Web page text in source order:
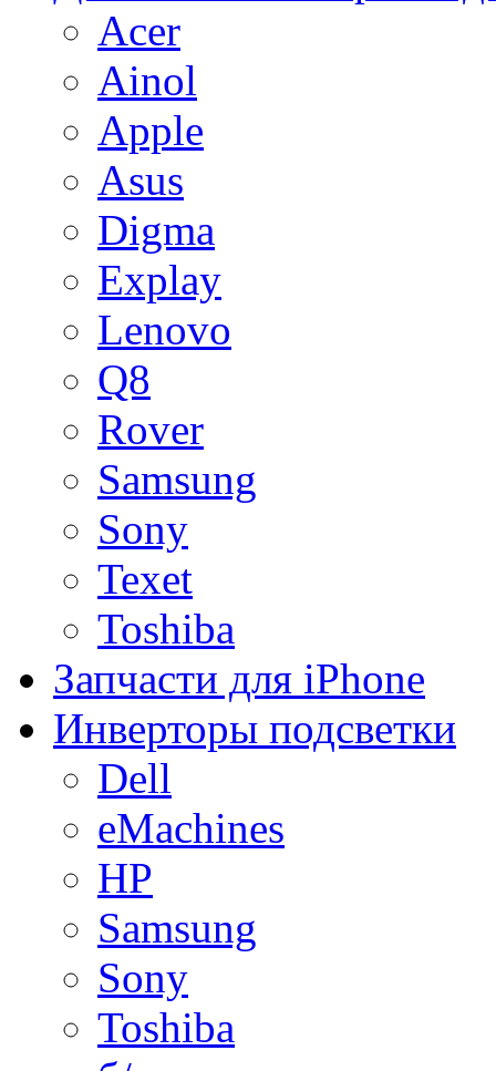
Acer
Ainol
Apple
Asus
Digma
Explay
Lenovo
Q8
Rover
Samsung
Sony
Texet
Toshiba
Запчасти для iPhone
Инверторы подсветки
Dell
eMachines
HP
Samsung
Sony
Toshiba